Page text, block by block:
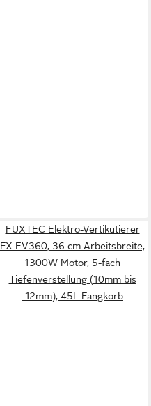
FUXTEC Elektro-Vertikutierer
FX-EV360, 36 cm Arbeitsbreite,
1300W Motor, 5-fach
Tiefenverstellung (10mm bis
-12mm), 45L Fangkorb